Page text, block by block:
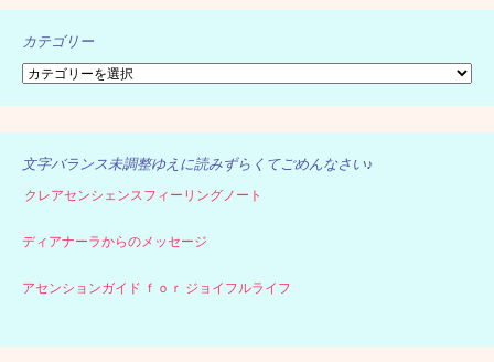
カテゴリー
カ
ゴ
リ
文字バランス未調整ゆえに読みずらくてごめんなさい♪
クレアセンシェンスフィーリングノート
ディアナーラからのメッセージ
アセンションガイド ｆｏｒ ジョイフルライフ